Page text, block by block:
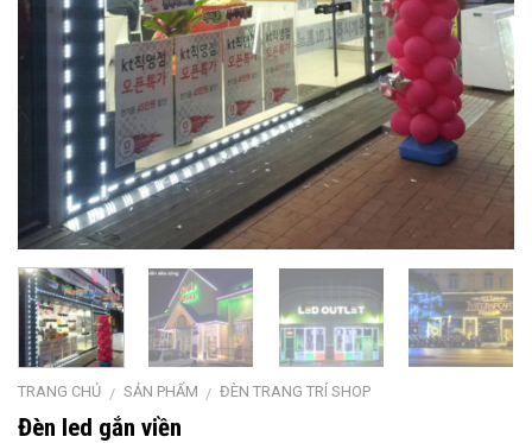
TRANG CHỦ / SẢN PHẨM / ĐÈN TRANG TRÍ SHOP
Đèn led gắn viền